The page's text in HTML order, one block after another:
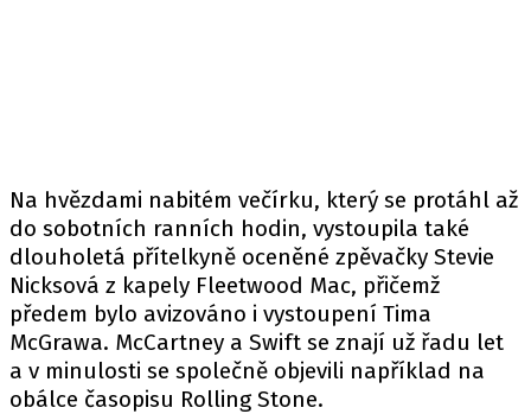
Na hvězdami nabitém večírku, který se protáhl až
do sobotních ranních hodin, vystoupila také
dlouholetá přítelkyně oceněné zpěvačky Stevie
Nicksová z kapely Fleetwood Mac, přičemž
předem bylo avizováno i vystoupení Tima
McGrawa. McCartney a Swift se znají už řadu let
a v minulosti se společně objevili například na
obálce časopisu Rolling Stone.